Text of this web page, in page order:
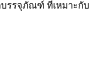
บรรจุภัณฑ์ ที่เหมาะกับ